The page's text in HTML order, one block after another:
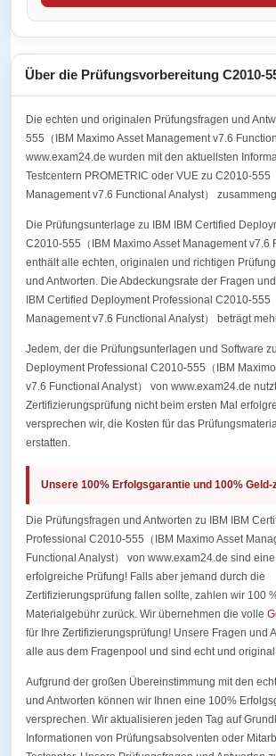
Über die Prüfungsvorbereitung C2010-
Die echten und originalen Prüfungsfragen und
555（IBM Maximo Asset Management v7.6
www.exam24.de wurden mit den aktuellsten
Testcentern PROMETRIC oder VUE zu C2010-555
Management v7.6 Functional Analyst）
Die Prüfungsunterlage zu IBM IBM Certified
C2010-555（IBM Maximo Asset Management v7.6
enthält alle echten, originalen und richtigen
und Antworten. Die Abdeckungsrate der Fragen
IBM Certified Deployment Professional C2010-555
Management v7.6 Functional Analyst） beträgt
Jedem, der die Prüfungsunterlagen und Software
Deployment Professional C2010-555（IBM
v7.6 Functional Analyst） von www.exam24.de
Zertifizierungsprüfung nicht beim ersten Mal
versprechen wir, die Kosten für das
erstatten.
Unsere 100% Erfolgsgarantie und 100%
Die Prüfungsfragen und Antworten zu IBM IBM
Professional C2010-555（IBM Maximo Asset
Functional Analyst） von www.exam24.de sind
erfolgreiche Prüfung! Falls aber jemand durch die
Zertifizierungsprüfung fallen sollte, zahlen wir 100
Materialgebühr zurück. Wir übernehmen die volle
für Ihre Zertifizierungsprüfung! Unsere Fragen und
alle aus dem Fragenpool und sind echt und
Aufgrund der großen Übereinstimmung mit den
und Antworten können wir Ihnen eine 100%
versprechen. Wir aktualisieren jeden Tag auf
Informationen von Prüfungsabsolventen oder